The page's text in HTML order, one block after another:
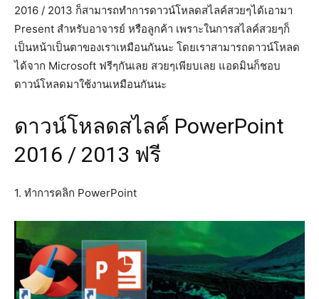
2016 / 2013 ก็สามารถทำการดาวน์โหลดสไลค์สวยๆได้เอามา
Present สำหรับอาจารย์ หรือลูกค้า เพราะในการสไลค์สวยๆก็
เป็นหน้าเป็นตาของเราเหมือนกันนะ โดยเราสามารถดาวน์โหลด
ได้จาก Microsoft ฟรีๆกันเลย สวยๆเพียบเลย แอดมินก็ชอบ
ดาวน์โหลดมาใช้งานเหมือนกันนะ
ดาวน์โหลดสไลค์ PowerPoint
2016 / 2013 ฟรี
1. ทำการคลิก PowerPoint